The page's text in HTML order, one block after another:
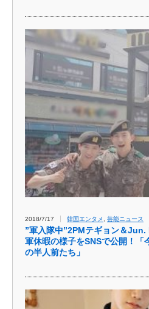
2018/7/17 韓国エンタメ 芸能ニュース
”軍入隊中”2PMテギョン＆Jun.
軍休暇の様子をSNSで公開！「
の半人前たち」